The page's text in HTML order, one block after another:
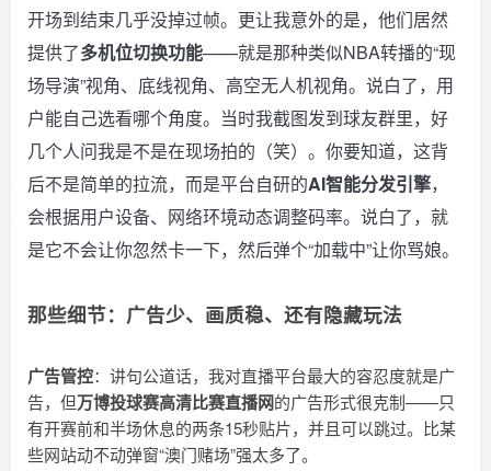
开场到结束几乎没掉过帧。更让我意外的是，他们居然
提供了多机位切换功能——就是那种类似NBA转播的“现
场导演”视角、底线视角、高空无人机视角。说白了，用
户能自己选看哪个角度。当时我截图发到球友群里，好
几个人问我是不是在现场拍的（笑）。你要知道，这背
后不是简单的拉流，而是平台自研的AI智能分发引擎，
会根据用户设备、网络环境动态调整码率。说白了，就
是它不会让你忽然卡一下，然后弹个“加载中”让你骂娘。
那些细节：广告少、画质稳、还有隐藏玩法
广告管控：讲句公道话，我对直播平台最大的容忍度就是广
告，但万博投球赛高清比赛直播网的广告形式很克制——只
有开赛前和半场休息的两条15秒贴片，并且可以跳过。比某
些网站动不动弹窗“澳门赌场”强太多了。